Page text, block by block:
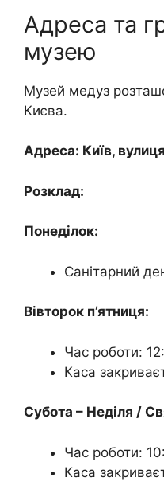
Адреса та
музею
Музей медуз
Києва.
Адреса: Київ,
Розклад:
Понеділок:
Санітарний
Вівторок п’ятниця:
Час роботи:
Каса
Субота – Неділя /
Час роботи:
Каса